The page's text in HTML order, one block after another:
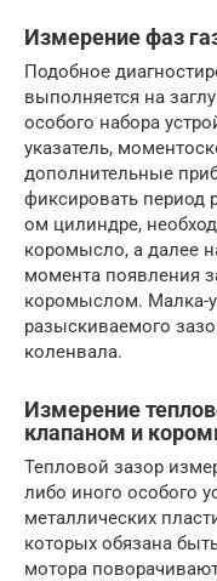
Измерение фаз
Подобное
выполняется на
особого набора
указатель,
дополнительные
фиксировать период
ом цилиндре,
коромысло, а далее
момента появления
коромыслом. Малка-
разыскиваемого
коленвала.
Измерение
клапаном и
Тепловой зазор
либо иного особого
металлических
которых обязана
мотора